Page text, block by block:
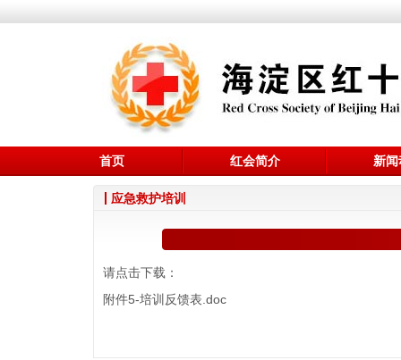
首页 红会简介 新
应急救护培训
请点击下载：
附件5-培训反馈表.doc